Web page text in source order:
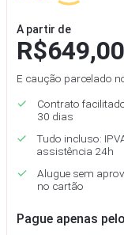
A partir de
R$649,00
E caução parcelado
Contrato
30 dias
Tudo incluso:
assistência 24h
Alugue sem
no cartão
Pague apenas